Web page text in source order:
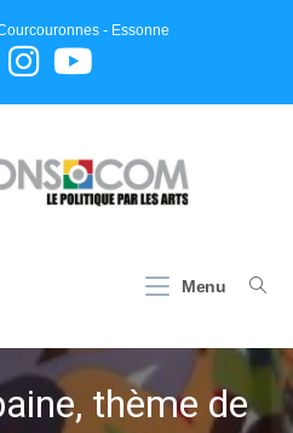
- Essonne
Menu
thème de